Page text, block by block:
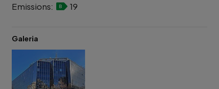
Emissions:
19
Galeria